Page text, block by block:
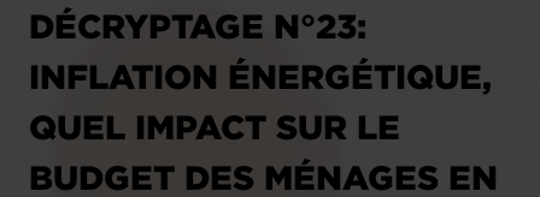
DÉCRYPTAGE N°23:
INFLATION ÉNERGÉTIQUE,
QUEL IMPACT SUR LE
BUDGET DES MÉNAGES EN